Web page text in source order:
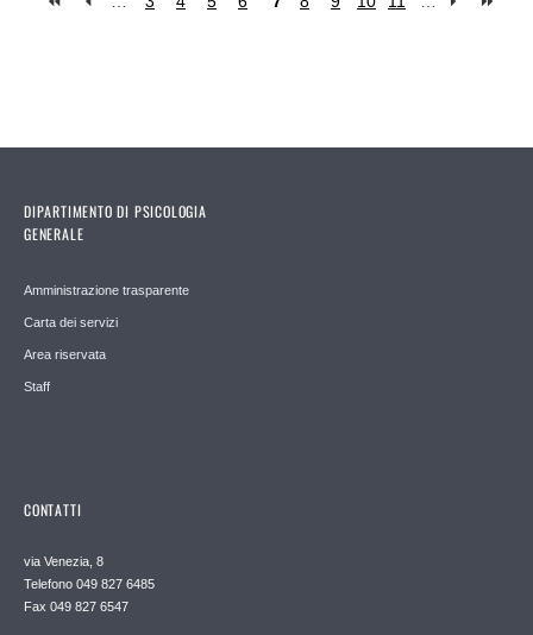
DIPARTIMENTO DI PSICOLOGIA
GENERALE
Amministrazione trasparente
Carta dei servizi
Area riservata
Staff
CONTATTI
via Venezia, 8
Telefono 049 827 6485
Fax 049 827 6547